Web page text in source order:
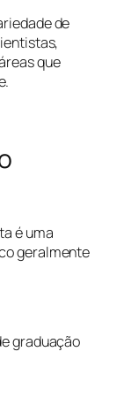
de
que
é uma
geralmente
graduação